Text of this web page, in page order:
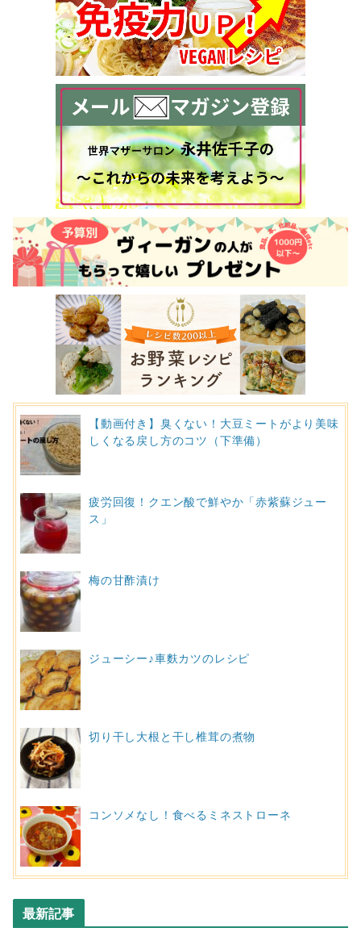
【動画付き】臭くない！大豆ミートがより美味
しくなる戻し方のコツ（下準備）
疲労回復！クエン酸で鮮やか「赤紫蘇ジュー
ス」
梅の甘酢漬け
ジューシー♪車麩カツのレシピ
切り干し大根と干し椎茸の煮物
コンソメなし！食べるミネストローネ
最新記事